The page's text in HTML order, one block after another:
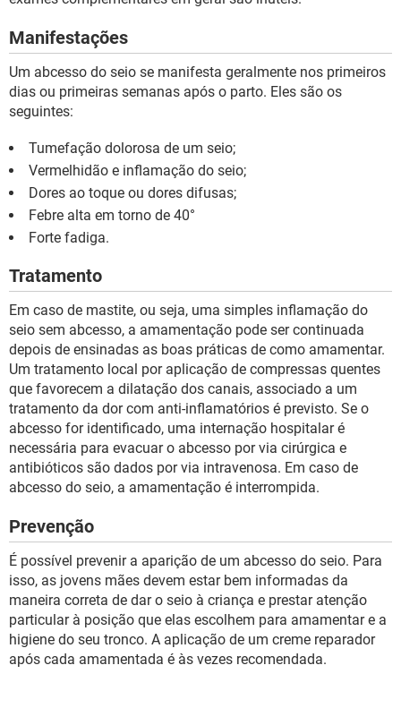
Manifestações
Um abcesso do seio se manifesta geralmente nos primeiros
dias ou primeiras semanas após o parto. Eles são os
seguintes:
Tumefação dolorosa de um seio;
Vermelhidão e inflamação do seio;
Dores ao toque ou dores difusas;
Febre alta em torno de 40°
Forte fadiga.
Tratamento
Em caso de mastite, ou seja, uma simples inflamação do
seio sem abcesso, a amamentação pode ser continuada
depois de ensinadas as boas práticas de como amamentar.
Um tratamento local por aplicação de compressas quentes
que favorecem a dilatação dos canais, associado a um
tratamento da dor com anti-inflamatórios é previsto. Se o
abcesso for identificado, uma internação hospitalar é
necessária para evacuar o abcesso por via cirúrgica e
antibióticos são dados por via intravenosa. Em caso de
abcesso do seio, a amamentação é interrompida.
Prevenção
É possível prevenir a aparição de um abcesso do seio. Para
isso, as jovens mães devem estar bem informadas da
maneira correta de dar o seio à criança e prestar atenção
particular à posição que elas escolhem para amamentar e a
higiene do seu tronco. A aplicação de um creme reparador
após cada amamentada é às vezes recomendada.